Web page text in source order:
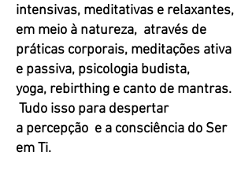
intensivas, meditativas e relaxantes,
em meio à natureza, através de
práticas corporais, meditações ativa
e passiva, psicologia budista,
yoga, rebirthing e canto de mantras.
Tudo isso para despertar
a percepção e a consciência do Ser
em Ti.